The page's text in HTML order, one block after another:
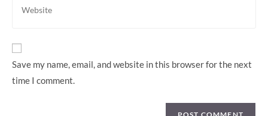
your
URL
Save my name, email, and website in this browser for the next
time I comment.